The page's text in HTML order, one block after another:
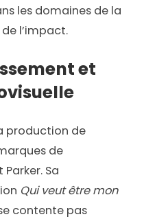
les domaines de la
l’impact.
et
production de
de
Sa
Qui veut être mon
contente pas